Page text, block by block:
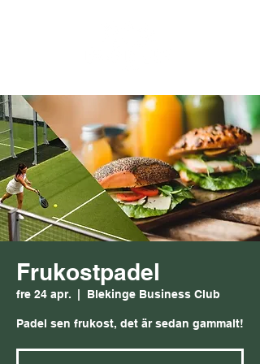
Frukostpadel
fre 24 apr. Blekinge Business Club
Padel sen frukost, det är sedan gammalt!